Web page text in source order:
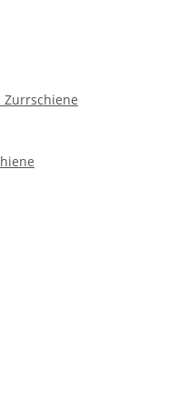
Zurrschiene